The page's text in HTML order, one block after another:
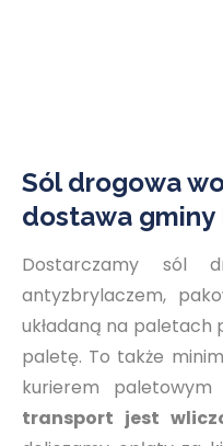
Sól drogowa
dostawa gminy
Dostarczamy sól
antyzbrylaczem,
układaną na paletach
paletę. To także
kurierem
transport jest